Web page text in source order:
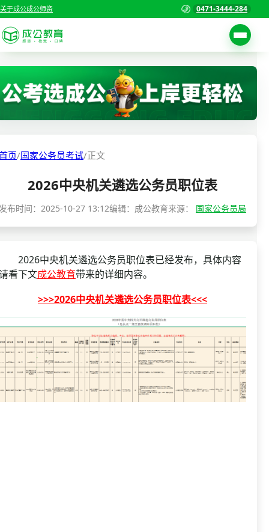
关于成公成公师资 0471-3444-284
考试公告
职位表
准考证打印
考试政策
成绩查询
资格复审
公务员课程
首页
国家公务员考试
警察/辅警考试
教师资格/教师编制
国企/银行考试
页/国家公务员考试/正文
2026中央机关遴选公务员职位表
布时间： 2025-10-27 13:12编辑：成公教育来源： 国家公务员局
中央机关遴选公务员职位表已经发布，具体内容
看下文成公教育带来的详细内容。
>>>2026中央机关遴选公务员职位表<<<